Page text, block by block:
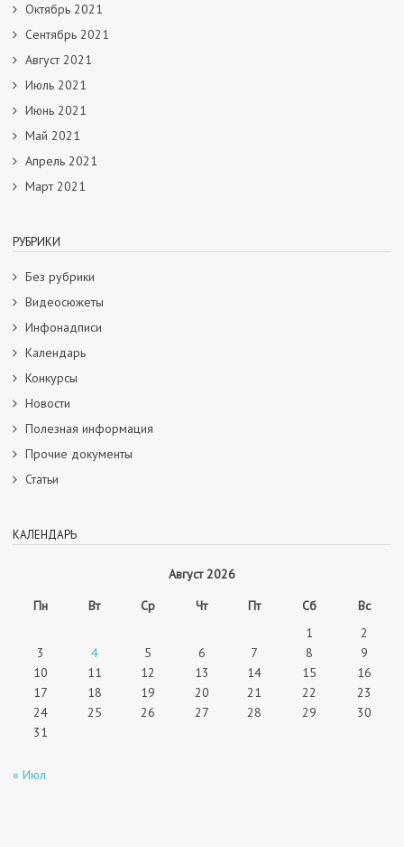
Октябрь 2021
Сентябрь 2021
Август 2021
Июль 2021
Июнь 2021
Май 2021
Апрель 2021
Март 2021
РУБРИКИ
Без рубрики
Видеосюжеты
Инфонадписи
Календарь
Конкурсы
Новости
Полезная информация
Прочие документы
Статьи
КАЛЕНДАРЬ
Август 2026
Пн
Вт Ср Чт Пт Сб
Вс
1
2
3
4 5 6 7 8
9
10
11 12 13 14 15
16
17
18 19 20 21 22
23
24
25 26 27 28 29
30
31
« Июл